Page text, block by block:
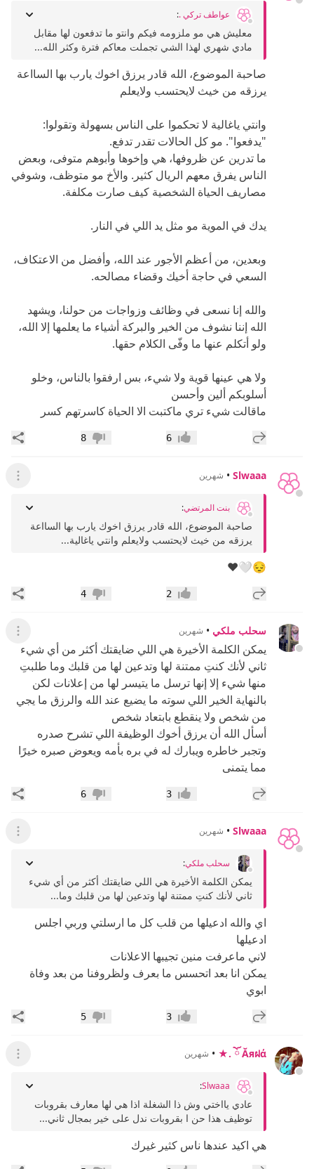
عواطف تركي .:
معليش هي مو ملزومه فيكم وانتو ما تدفعون لها مقابل
مادي شهري لهذا الشي تجملت معاكم فترة وكثر الله...
صاحبة الموضوع، الله قادر يرزق اخوك يارب بها السااعة
يرزقه من خيث لايحتسب ولايعلم
وانتي ياغالية لا تحكموا على الناس بسهولة وتقولوا:
"يدفعوا". مو كل الحالات تقدر تدفع.
ما تدرين عن ظروفها، هي وإخوها وأبوهم متوفى، وبعض
الناس يفرق معهم الريال كثير. والأخ مو متوظف، وشوفي
مصاريف الحياة الشخصية كيف صارت مكلفة.
يدك في الموية مو مثل يد اللي في النار.
وبعدين، من أعظم الأجور عند الله، وأفضل من الاعتكاف،
السعي في حاجة أخيك وقضاء مصالحه.
والله إنا نسعى في وظائف وزواجات من حولنا، ويشهد
الله إننا نشوف من الخير والبركة أشياء ما يعلمها إلا الله،
ولو أتكلم عنها ما وفّى الكلام حقها.
ولا هي عينها قوية ولا شيء، بس ارفقوا بالناس، وخلو
أسلوبكم ألين وأحسن
ماقالت شيء تري ماكتبت الا الحياة كاسرتهم كسر
إضافة رد جديد إعجاب6 عدم إعجاب
8
Slwaaa
• شهرين عرض
بنت المرتضي:
صاحبة الموضوع، الله قادر يرزق اخوك يارب بها السااعة
يرزقه من خيث لايحتسب ولايعلم وانتي ياغالية...
😔🤍❤️
إضافة رد جديد إعجاب2 عدم إعجاب
4
سحلب ملكي • شهرين عرض
يمكن الكلمة الأخيرة هي اللي ضايقتك أكثر من أي شيء
ثاني لأنك كنتِ ممتنة لها وتدعين لها من قلبك وما طلبتِ
منها شيء إلا إنها ترسل ما يتيسر لها من إعلانات لكن
بالنهاية الخير اللي سوته ما يضيع عند الله والرزق ما يجي
من شخص ولا ينقطع بابتعاد شخص
أسأل الله أن يرزق أخوك الوظيفة اللي تشرح صدره
وتجبر خاطره ويبارك له في بره بأمه ويعوض صبره خيرًا
مما يتمنى
إضافة رد جديد إعجاب3 عدم إعجاب
6
Slwaaa
• شهرين عرض
سحلب ملكي:
يمكن الكلمة الأخيرة هي اللي ضايقتك أكثر من أي شيء
ثاني لأنك كنتِ ممتنة لها وتدعين لها من قلبك وما...
اي والله ادعيلها من قلب كل ما ارسلتي وربي اجلس
ادعيلها
لاني ماعرفت منين تجيبها الاعلانات
يمكن انا بعد اتحسس ما بعرف ولظروفنا من بعد وفاة
ابوي
إضافة رد جديد إعجاب3 عدم إعجاب
5
Ăяฝά ོ .★
• شهرين عرض
Slwaaa
:
عادي يااختي وش ذا الشغلة اذا هي لها معارف بقروبات
توظيف هذا حن ا بقروبات ندل على خير بمجال ثاني...
هي اكيد عندها ناس كثير غيرك